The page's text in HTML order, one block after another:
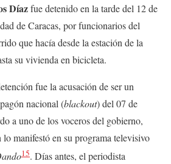
Díazfue detenido en la tarde del 12 de
de Caracas, por funcionarios del
que hacía desde la estación de la
su vivienda en bicicleta.
fue la acusación de ser un
nacional (blackout) del 07 de
a uno de los voceros del gobierno,
manifestó en su programa televisivo
15. Días antes, el periodista